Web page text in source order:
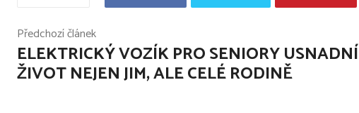
Předchozí článek
ELEKTRICKÝ VOZÍK PRO SENIORY USNADNÍ
ŽIVOT NEJEN JIM, ALE CELÉ RODINĚ